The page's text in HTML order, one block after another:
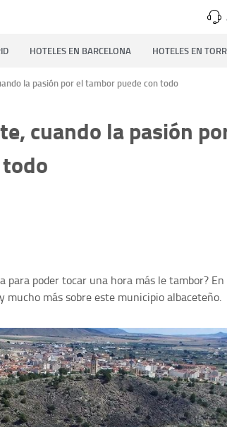
HOTELES EN BARCELONA HOTELES EN
la pasión por el tambor puede con todo
cuando la pasión
para poder tocar una hora más le tambor? En
mucho más sobre este municipio albaceteño.